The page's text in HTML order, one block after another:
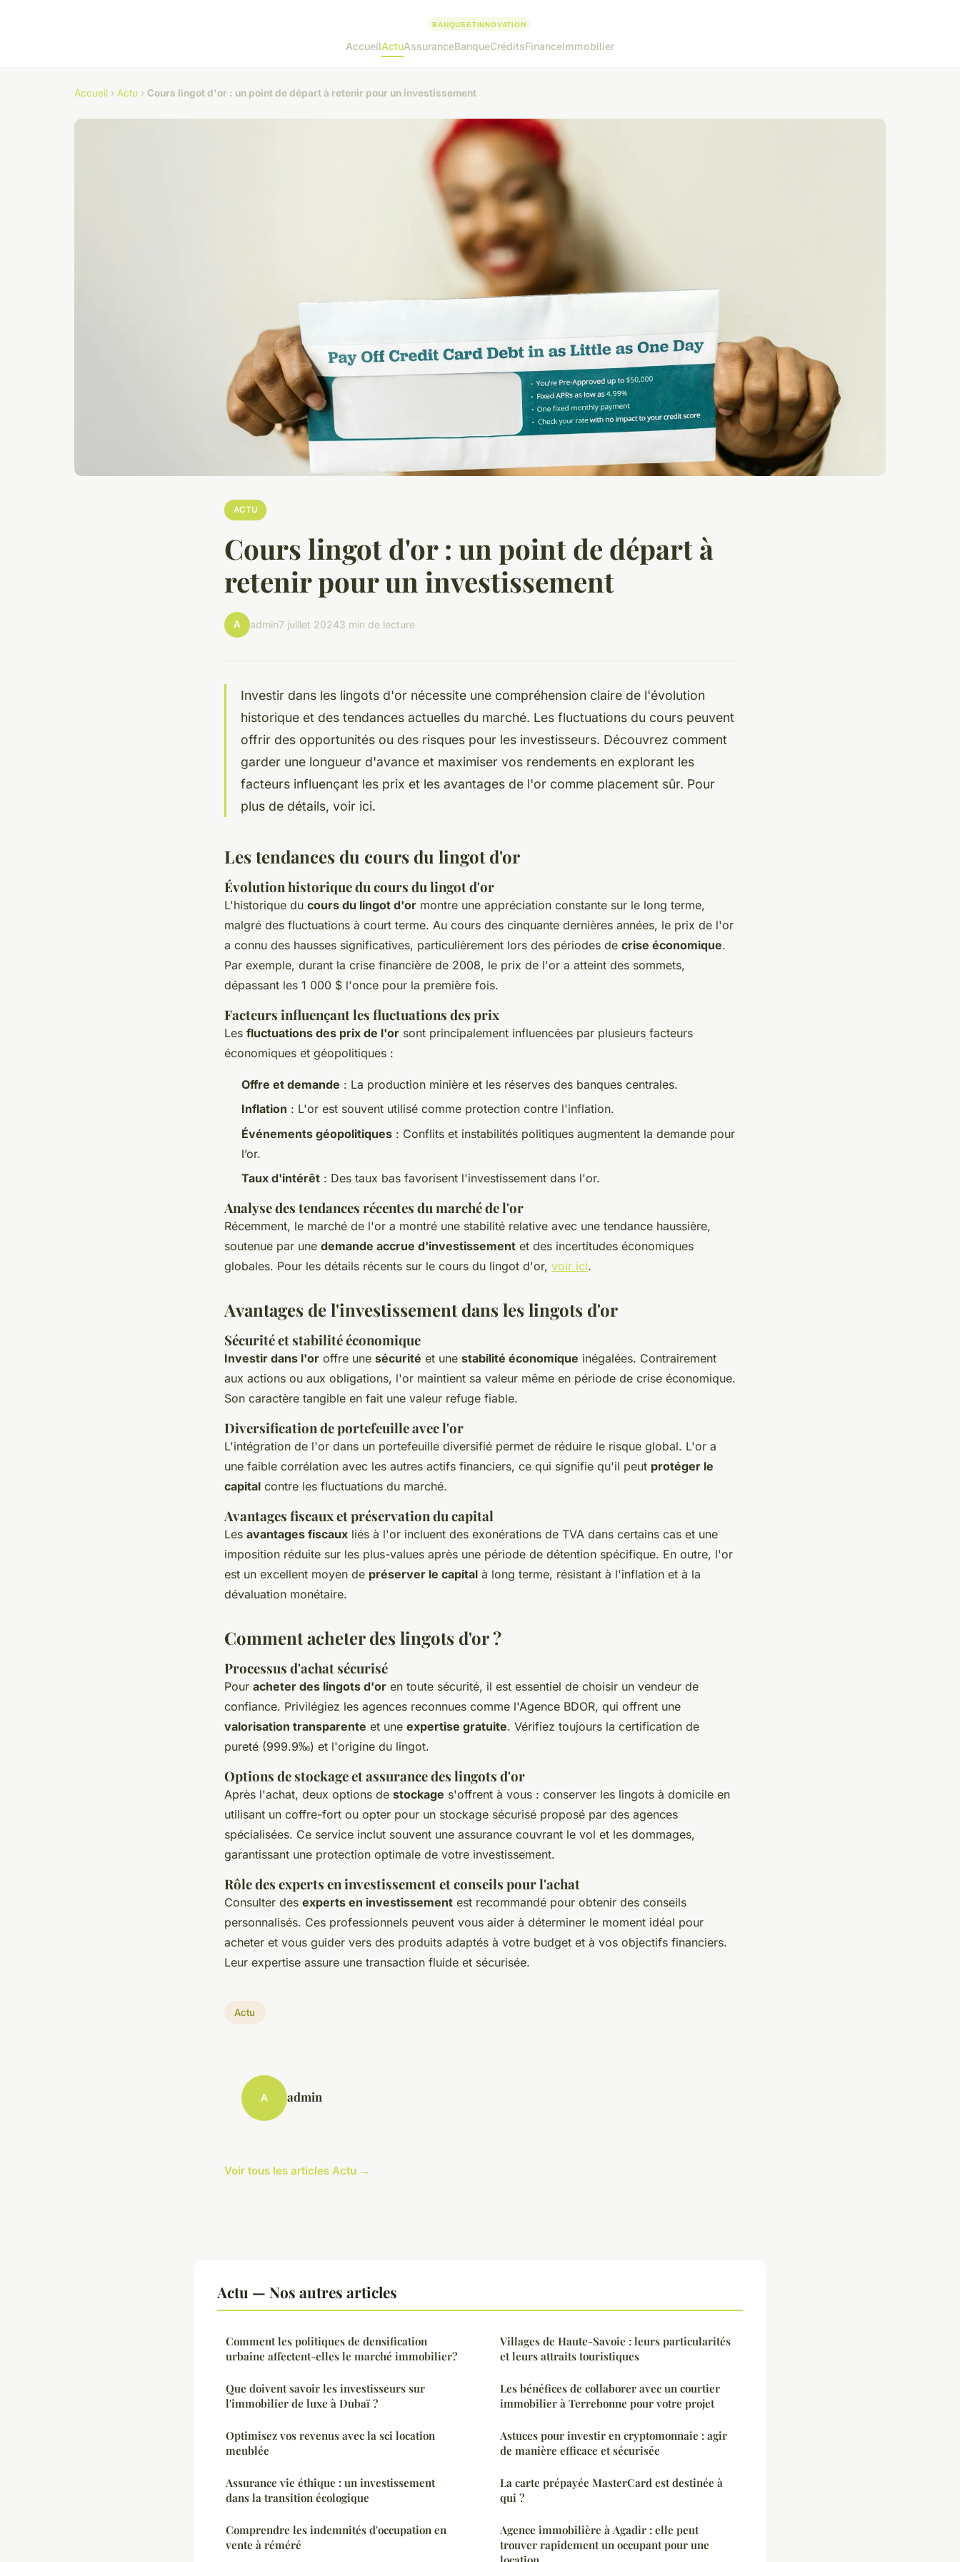
AccueilActuAssuranceBanqueCréditsFinanceImmobilier
Accueil › Actu › Cours lingot d'or : un point de départ à retenir pour un investissement
ACTU
Cours lingot d'or : un point de départ à
retenir pour un investissement
A admin7 juillet 20243 min de lecture
Investir dans les lingots d'or nécessite une compréhension claire de l'évolution
historique et des tendances actuelles du marché. Les fluctuations du cours peuvent
offrir des opportunités ou des risques pour les investisseurs. Découvrez comment
garder une longueur d'avance et maximiser vos rendements en explorant les
facteurs influençant les prix et les avantages de l'or comme placement sûr. Pour
plus de détails, voir ici.
Les tendances du cours du lingot d'or
Évolution historique du cours du lingot d'or
L'historique du cours du lingot d'or montre une appréciation constante sur le long terme,
malgré des fluctuations à court terme. Au cours des cinquante dernières années, le prix de l'or
a connu des hausses significatives, particulièrement lors des périodes de crise économique.
Par exemple, durant la crise financière de 2008, le prix de l'or a atteint des sommets,
dépassant les 1 000 $ l'once pour la première fois.
Facteurs influençant les fluctuations des prix
Les fluctuations des prix de l'or sont principalement influencées par plusieurs facteurs
économiques et géopolitiques :
Offre et demande : La production minière et les réserves des banques centrales.
Inflation : L'or est souvent utilisé comme protection contre l'inflation.
Événements géopolitiques : Conflits et instabilités politiques augmentent la demande pour
l’or.
Taux d'intérêt : Des taux bas favorisent l'investissement dans l'or.
Analyse des tendances récentes du marché de l'or
Récemment, le marché de l'or a montré une stabilité relative avec une tendance haussière,
soutenue par une demande accrue d'investissement et des incertitudes économiques
globales. Pour les détails récents sur le cours du lingot d'or, voir ici.
Avantages de l'investissement dans les lingots d'or
Sécurité et stabilité économique
Investir dans l'or offre une sécurité et une stabilité économique inégalées. Contrairement
aux actions ou aux obligations, l'or maintient sa valeur même en période de crise économique.
Son caractère tangible en fait une valeur refuge fiable.
Diversification de portefeuille avec l'or
L'intégration de l'or dans un portefeuille diversifié permet de réduire le risque global. L'or a
une faible corrélation avec les autres actifs financiers, ce qui signifie qu'il peut protéger le
capital contre les fluctuations du marché.
Avantages fiscaux et préservation du capital
Les avantages fiscaux liés à l'or incluent des exonérations de TVA dans certains cas et une
imposition réduite sur les plus-values après une période de détention spécifique. En outre, l'or
est un excellent moyen de préserver le capital à long terme, résistant à l'inflation et à la
dévaluation monétaire.
Comment acheter des lingots d'or ?
Processus d'achat sécurisé
Pour acheter des lingots d'or en toute sécurité, il est essentiel de choisir un vendeur de
confiance. Privilégiez les agences reconnues comme l'Agence BDOR, qui offrent une
valorisation transparente et une expertise gratuite. Vérifiez toujours la certification de
pureté (999.9‰) et l'origine du lingot.
Options de stockage et assurance des lingots d'or
Après l'achat, deux options de stockage s'offrent à vous : conserver les lingots à domicile en
utilisant un coffre-fort ou opter pour un stockage sécurisé proposé par des agences
spécialisées. Ce service inclut souvent une assurance couvrant le vol et les dommages,
garantissant une protection optimale de votre investissement.
Rôle des experts en investissement et conseils pour l'achat
Consulter des experts en investissement est recommandé pour obtenir des conseils
personnalisés. Ces professionnels peuvent vous aider à déterminer le moment idéal pour
acheter et vous guider vers des produits adaptés à votre budget et à vos objectifs financiers.
Leur expertise assure une transaction fluide et sécurisée.
Actu
A admin
Voir tous les articles Actu →
Actu — Nos autres articles
Comment les politiques de densification
urbaine affectent-elles le marché immobilier?
Que doivent savoir les investisseurs sur
l'immobilier de luxe à Dubaï ?
Optimisez vos revenus avec la sci location
meublée
Assurance vie éthique : un investissement
dans la transition écologique
Comprendre les indemnités d'occupation en
vente à réméré
Villages de Haute-Savoie : leurs particularités
et leurs attraits touristiques
Les bénéfices de collaborer avec un courtier
immobilier à Terrebonne pour votre projet
Astuces pour investir en cryptomonnaie : agir
de manière efficace et sécurisée
La carte prépayée MasterCard est destinée à
qui ?
Agence immobilière à Agadir : elle peut
trouver rapidement un occupant pour une